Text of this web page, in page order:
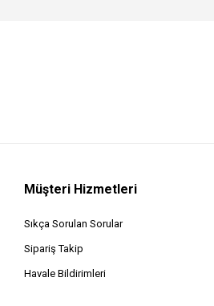
Müşteri Hizmetleri
Sıkça Sorulan Sorular
Sipariş Takip
Havale Bildirimleri